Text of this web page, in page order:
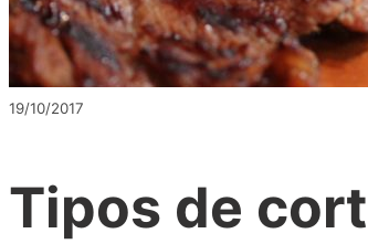
19/10/2017
Tipos de